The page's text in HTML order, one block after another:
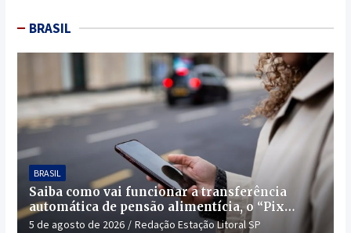
BRASIL
BRASIL
Saiba como vai funcionar a transferência
automática de pensão alimentícia, o “Pix
Pensão”
5 de agosto de 2026 Redação Estação Litoral SP